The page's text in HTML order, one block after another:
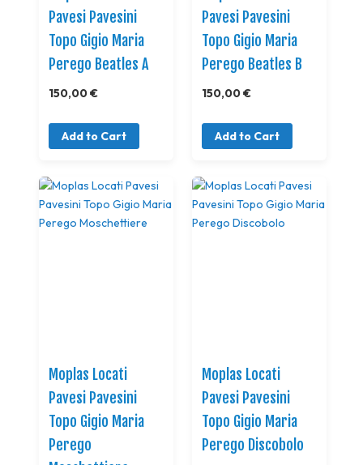
Pavesi Pavesini
Topo Gigio Maria
Perego Beatles A
150,00 €
Add to Cart
Pavesi Pavesini
Topo Gigio Maria
Perego Beatles B
150,00 €
Add to Cart
Moplas Locati
Pavesi Pavesini
Topo Gigio Maria
Perego
Moplas Locati
Pavesi Pavesini
Topo Gigio Maria
Perego Discobolo